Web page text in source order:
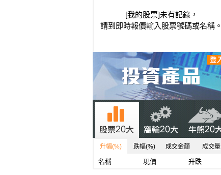
[我的股票]未有記錄，
請到即時報價輸入股票號碼或名稱。
升幅(%) 跌幅(%) 成交金額 成交量
名稱 現價 升跌